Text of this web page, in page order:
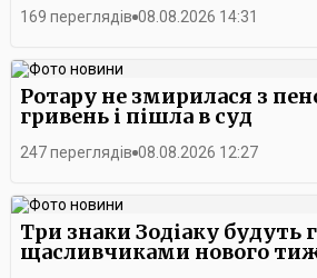
169 переглядів 08.08.2026 14:31
Ротару не змирилася з
гривень і пішла в суд
247 переглядів 08.08.2026 12:27
Три знаки Зодіаку будуть
щасливчиками нового